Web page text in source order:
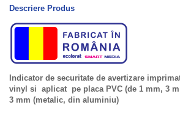
Descriere Produs
Indicator de securitate de avertizare
vinyl si aplicat pe placa PVC (de 1 mm, 3
3 mm (metalic, din aluminiu)